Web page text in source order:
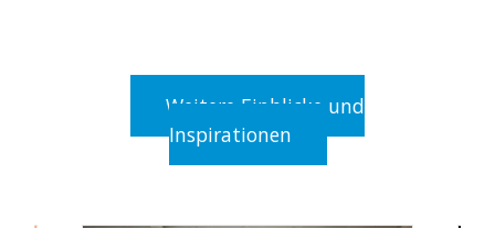
Weitere Einblicke und
Inspirationen